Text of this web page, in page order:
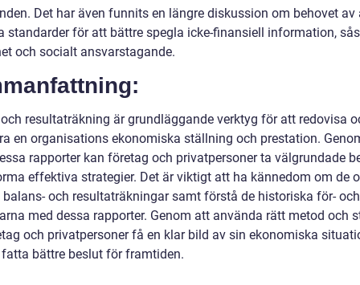
Det har även funnits en längre diskussion om behovet av
standarder för att bättre spegla icke-finansiell information,
och socialt ansvarstagande.
resultaträkning är grundläggande verktyg för att redovisa
en organisations ekonomiska ställning och prestation.
rapporter kan företag och privatpersoner ta välgrundade
effektiva strategier. Det är viktigt att ha kännedom om de
balans- och resultaträkningar samt förstå de historiska för- och
med dessa rapporter. Genom att använda rätt metod och
och privatpersoner få en klar bild av sin ekonomiska
bättre beslut för framtiden.